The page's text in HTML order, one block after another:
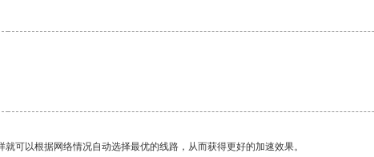
可以根据网络情况自动选择最优的线路，从而获得更好的加速效果。